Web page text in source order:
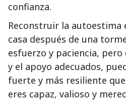
confianza.
Reconstruir la autoestima
casa después de una
esfuerzo y paciencia,
y el apoyo adecuados,
fuerte y más resiliente
eres capaz, valioso y